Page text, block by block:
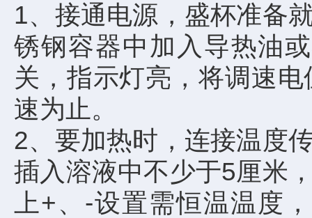
1、接通电源，盛杯准备
锈钢容器中加入导热油
关，指示灯亮，将调速
速为止。
2、要加热时，连接温度
插入溶液中不少于5厘米
上+、-设置需恒温温度